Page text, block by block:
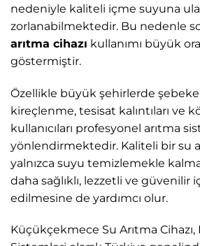
nedeniyle kaliteli içme suyuna
zorlanabilmektedir. Bu nedenle
arıtma cihazı kullanımı büyük
göstermiştir.
Özellikle büyük şehirlerde şebeke
kireçlenme, tesisat kalıntıları ve
kullanıcıları profesyonel arıtma
yönlendirmektedir. Kaliteli bir su
yalnızca suyu temizlemekle
daha sağlıklı, lezzetli ve güvenilir
edilmesine de yardımcı olur.
Küçükçekmece Su Arıtma Cihazı,